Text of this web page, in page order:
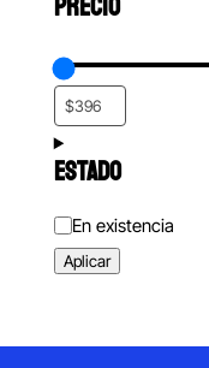
ESTADO
Estado
En existencia
Aplicar